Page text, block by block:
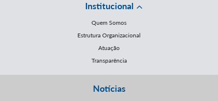
Institucional
Quem Somos
Estrutura Organizacional
Atuação
Transparência
Notícias